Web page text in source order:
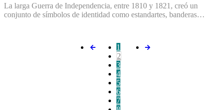
La larga Guerra de Independencia, entre 1810 y 1821, creó un
conjunto de símbolos de identidad como estandartes, banderas…
1
2
3
4
5
6
7